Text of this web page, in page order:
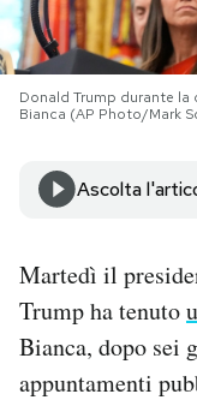
NEWSLETTER
I MIEI PREFERITI
SHOP
CALENDARIO
AREA
Donald Trump durante la
Bianca (AP Photo/Mark
Ascolta
Martedì il
Trump ha tenuto
Bianca, dopo sei
appuntamenti